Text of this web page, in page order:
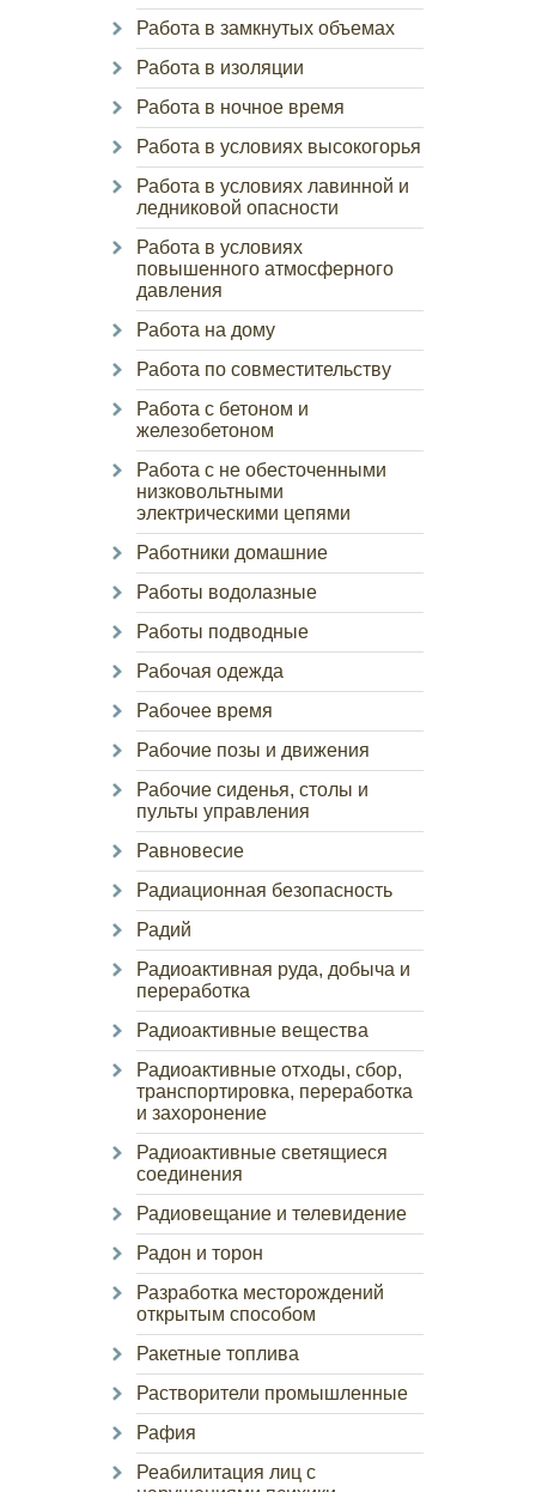
Работа в замкнутых объемах
Работа в изоляции
Работа в ночное время
Работа в условиях высокогорья
Работа в условиях лавинной и
ледниковой опасности
Работа в условиях
повышенного атмосферного
давления
Работа на дому
Работа по совместительству
Работа с бетоном и
железобетоном
Работа с не обесточенными
низковольтными
электрическими цепями
Работники домашние
Работы водолазные
Работы подводные
Рабочая одежда
Рабочее время
Рабочие позы и движения
Рабочие сиденья, столы и
пульты управления
Равновесие
Радиационная безопасность
Радий
Радиоактивная руда, добыча и
переработка
Радиоактивные вещества
Радиоактивные отходы, сбор,
транспортировка, переработка
и захоронение
Радиоактивные светящиеся
соединения
Радиовещание и телевидение
Радон и торон
Разработка месторождений
открытым способом
Ракетные топлива
Растворители промышленные
Рафия
Реабилитация лиц с